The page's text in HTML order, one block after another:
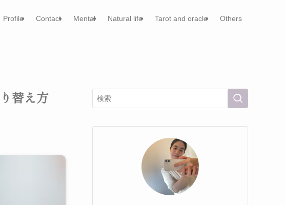
Profile Contact Mental Natural life Tarot and oracle Others
替え方